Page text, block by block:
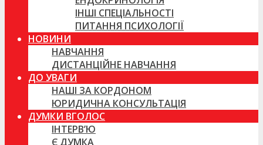
ІНШІ СПЕЦІАЛЬНОСТІ
ПИТАННЯ ПСИХОЛОГІЇ
НОВИНИ
НАВЧАННЯ
ДИСТАНЦІЙНЕ НАВЧАННЯ
ДО УВАГИ
НАШІ ЗА КОРДОНОМ
ЮРИДИЧНА КОНСУЛЬТАЦІЯ
ДУМКИ ВГОЛОС
ІНТЕРВ’Ю
Є ДУМКА